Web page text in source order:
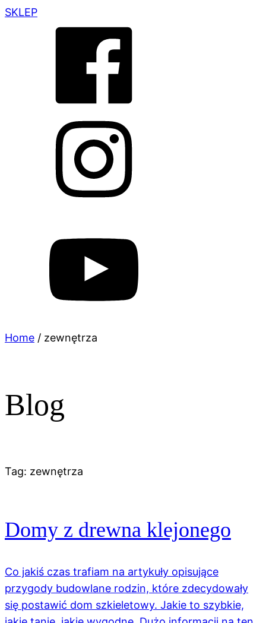
SKLEP
Home / zewnętrza
Blog
Tag: zewnętrza
Domy z drewna klejonego
Co jakiś czas trafiam na artykuły opisujące
przygody budowlane rodzin, które zdecydowały
się postawić dom szkieletowy. Jakie to szybkie,